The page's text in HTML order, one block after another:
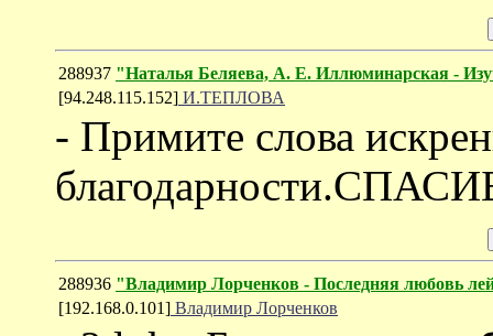
288937 "Наталья Беляева, А. Е. Иллюминарская -
[94.248.115.152] И.ТЕПЛОВА
- Примите слова
288936 "Владимир Лорченков - Последняя любовь
[192.168.0.101] Владимир Лорченков